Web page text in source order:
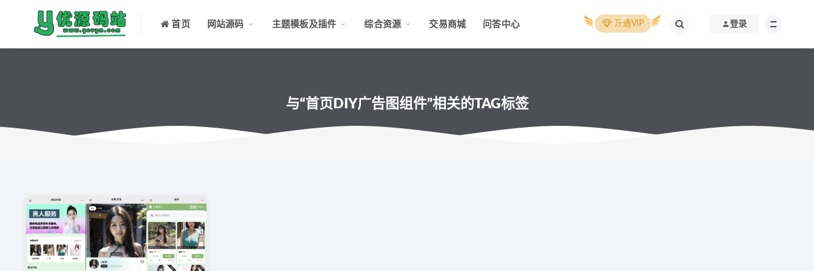
首页 网站源码 主题模板及插件 综合资源 交易商城 问答中心 开通VIP 登录
与“首页DIY广告图组件”相关的TAG标签